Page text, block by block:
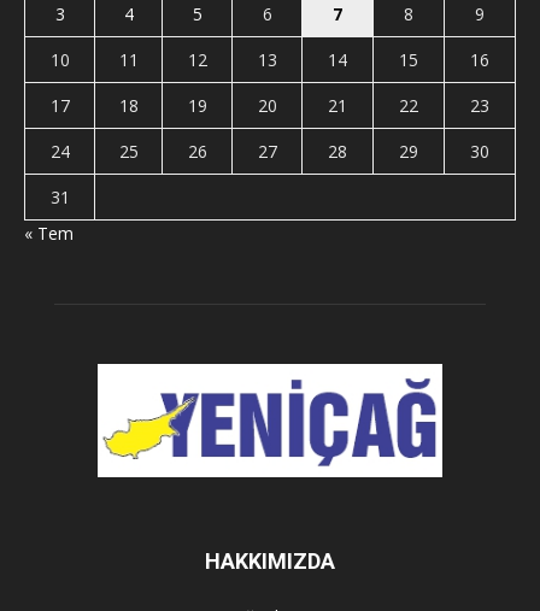
3
4 5 6 7 8
9
10
11 12 13 14 15
16
17
18 19 20 21 22
23
24
25 26 27 28 29
30
31
« Tem
HAKKIMIZDA